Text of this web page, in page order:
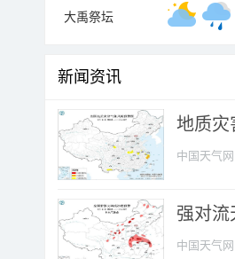
大禹祭坛
新闻资讯
地质灾
中国天气网
强对流
中国天气网